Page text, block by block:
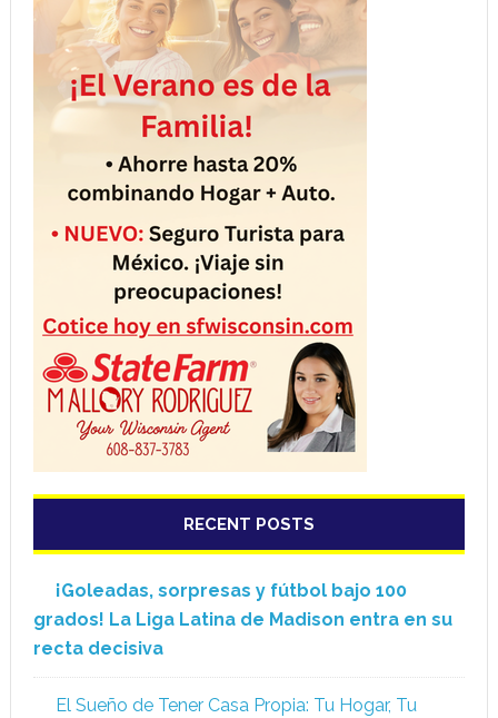
RECENT POSTS
¡Goleadas, sorpresas y fútbol bajo 100
grados! La Liga Latina de Madison entra en su
recta decisiva
El Sueño de Tener Casa Propia: Tu Hogar, Tu